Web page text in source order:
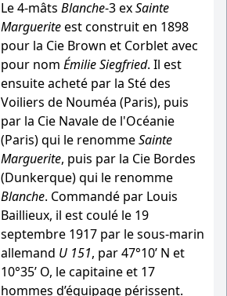
Le 4-mâts Blanche-3 exSainte
Margueriteest construit en 1898
pour la Cie Brown et Corblet avec
pour nom Émilie Siegfried. Il est
ensuite acheté par la Sté des
Voiliers de Nouméa (Paris), puis
par la Cie Navale de l'Océanie
(Paris) qui le renommeSainte
Marguerite, puis par la Cie Bordes
(Dunkerque) qui le renomme
Blanche. Commandé par Louis
Baillieux, il est coulé le 19
septembre 1917 par le sous-marin
allemand U 151, par 47°10’ N et
10°35’ O, le capitaine et 17
hommes d’équipage périssent.